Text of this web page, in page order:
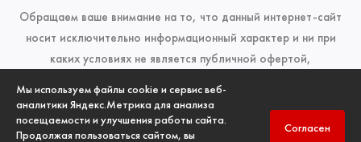
Мы используем файлы cookie и сервис веб-
аналитики Яндекс.Метрика для анализа
посещаемости и улучшения работы сайта.
Продолжая пользоваться сайтом, вы
Согласен
Обращаем ваше внимание на то, что данный интернет-сайт
носит исключительно информационный характер и ни при
каких условиях не является публичной офертой,
кодекса Российской Федерации. Для получения подробной
информации о наличии и стоимости указанных товаров и